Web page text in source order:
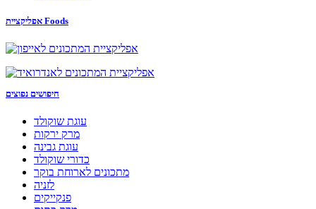
אפליקציית Foods
חיפושים נפוצים
עוגת שוקולד
מרק ירקות
עוגת גבינה
כדורי שוקולד
מתכונים לארוחת בוקר
לזניה
פנקייקים